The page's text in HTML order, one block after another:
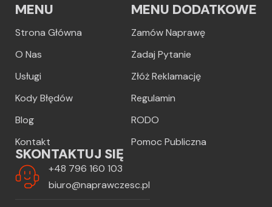
MENU
Strona Główna
O Nas
Usługi
Kody Błędów
Blog
Kontakt
MENU DODATKOWE
Zamów Naprawę
Zadaj Pytanie
Złóż Reklamację
Regulamin
RODO
Pomoc Publiczna
SKONTAKTUJ SIĘ
+48 796 160 103
biuro@naprawczesc.pl